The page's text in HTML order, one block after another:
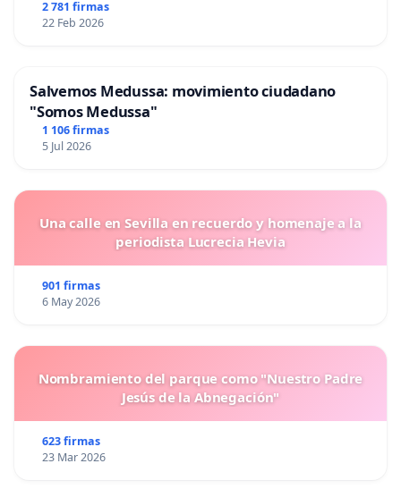
2 781 firmas
22 Feb 2026
Salvemos Medussa: movimiento ciudadano
"Somos Medussa"
1 106 firmas
5 Jul 2026
Una calle en Sevilla en recuerdo y homenaje a la
periodista Lucrecia Hevia
901 firmas
6 May 2026
Nombramiento del parque como "Nuestro Padre
Jesús de la Abnegación"
623 firmas
23 Mar 2026